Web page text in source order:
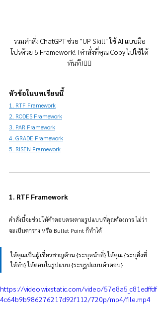
รวมคำสั่ง ChatGPT ช่วย "UP Skill" ใช้ AI แบบมือ
โปรด้วย 5 Framework! (คำสั่งที่คุณ Copy ไปใช้ได้
ทันที)👇🏻
หัวข้อในบทเรียนนี้
1. RTF Framework
2. RODES Framework
3. PAR Framework
4. GRADE Framework
5. RISEN Framework
1. RTF Framework
คำสั่งนี้จะช่วยให้คำตอบตรงตามรูปแบบที่คุณต้องการ ไม่ว่า
จะเป็นตาราง หรือ Bullet Point ก็ทำได้
ให้คุณเป็นผู้เชี่ยวชาญด้าน {ระบุหน้าที่} ให้คุณ {ระบุสิ่งที่
ให้ทำ} ให้ตอบในรูปแบบ {ระบุรูปแบบคำตอบ}
https://video.wixstatic.com/video/57e8a5_c81edffdf
4c64b9b986276217d92f112/720p/mp4/file.mp4